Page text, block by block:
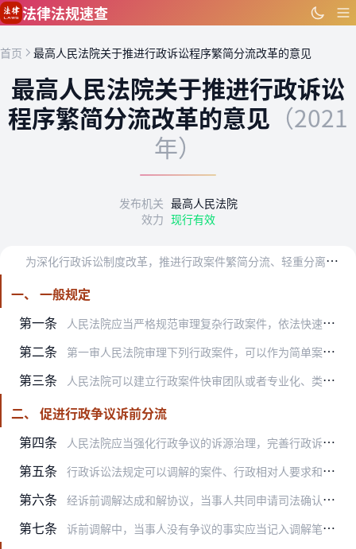
跳到主要内容
法律法规速查
首页 最高人民法院关于推进行政诉讼程序繁简分流改革的意见
最高人民法院关于推进行政诉讼
程序繁简分流改革的意见 （2021
年）
发布机关 最高人民法院
效力 现行有效
为
深化行政诉讼制度改革，推进行政案件繁简分流、轻重分离、快慢分道，优化行政审判资源配置，推动行政争议实质化解，依法保护公民、法人和其他组织合法权益，支持和监督行…
一、 一般规定
第一条
人民法院应当严格规范审理复杂行政案件，依法快速审理简单行政案件，完善行政诉讼简易程序适用规则，推动电子诉讼的应用，引导当事人正确行使诉讼权利、依法履行诉讼义务，…
第二条 第一审人民法院审理下列行政案件，可以作为简单案件进行审理：
第三条 人民法院可以建立行政案件快审团队或者专业化、类型化审判团队，也可以设立程序分流员，负责行政案件繁简分流，实现简案快审、类案专审、繁案精审。
二、 促进行政争议诉前分流
第四条
人民法院应当强化行政争议的诉源治理，完善行政诉讼与行政复议、行政裁决等非诉讼解纷方式的分流对接机制，探索建立诉前和解机制，依托司法与行政的良性互动，加强行政争议…
第五条 行政诉讼法规定可以调解的案件、行政相对人要求和解的案件，或者通过和解方式处理更有利于实质性化解行政争议的案件，人民法院可以在立案前引导当事人自行和解或者通过第三…
第六条 经诉前调解达成和解协议，当事人共同申请司法确认的，人民法院可以依法确认和解协议效力，出具行政诉前调解书。
第七条 诉前调解中，当事人没有争议的事实应当记入调解笔录，并由当事人签字确认。